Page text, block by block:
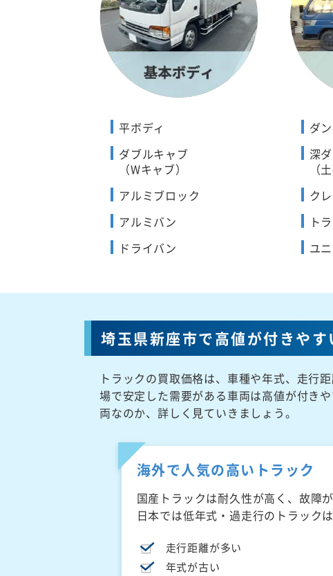
平ボディ
ダブルキャブ
（Wキャブ）
アルミブロック
アルミバン
ドライバン
ダ
深
（
ク
ト
ユ
埼玉県新座市で高値が付きやす
トラックの買取価格は、車種や年式、走行
場で安定した需要がある車両は高値が付き
両なのか、詳しく見ていきましょう。
海外で人気の高いトラック
国産トラックは耐久性が高く、故障
日本では低年式・過走行のトラック
走行距離が多い
年式が古い